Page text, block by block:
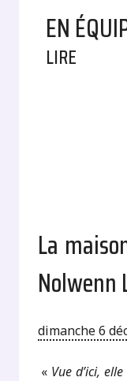
EN
LIRE
La
Nolwenn
dimanche 6
« Vue d’ici,